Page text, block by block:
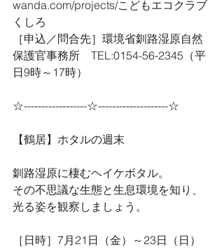
wanda.com/projects/こどもエコクラブ
くしろ
［申込／問合先］環境省釧路湿原自然
保護官事務所　TEL:0154-56-2345（平
日9時～17時）
☆------------------☆--------------------☆
【鶴居】ホタルの週末
釧路湿原に棲むヘイケボタル。
その不思議な生態と生息環境を知り、
光る姿を観察しましょう。
［日時］7月21日（金）～23日（日）